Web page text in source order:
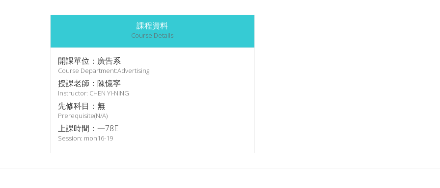
課程資料
Course Details
開課單位：廣告系
Course Department:Advertising
授課老師：陳憶寧
Instructor: CHEN YI-NING
先修科目：無
Prerequisite(N/A)
上課時間：一78E
Session: mon16-19